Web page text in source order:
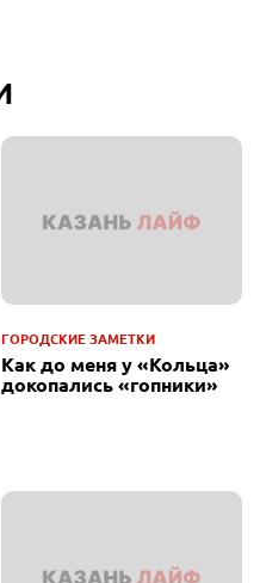
ГОРОДСКИЕ ЗАМЕТКИ
Как до меня у «Кольца»
докопались «гопники»